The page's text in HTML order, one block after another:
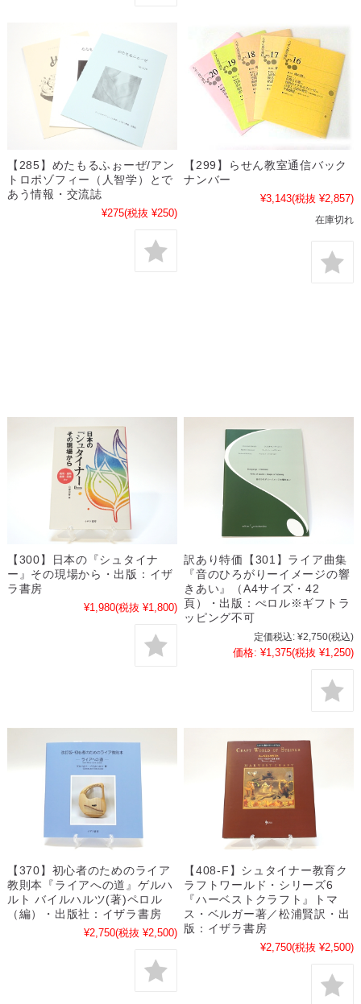
【285】めたもるふぉーぜ/アン
トロポゾフィー（人智学）とで
あう情報・交流誌
¥275(税抜 ¥250)
【299】らせん教室通信バック
ナンバー
¥3,143(税抜 ¥2,857)
在庫切れ
【300】日本の『シュタイナ
ー』その現場から・出版：イザ
ラ書房
¥1,980(税抜 ¥1,800)
訳あり特価【301】ライア曲集
『音のひろがりーイメージの響
きあい』（A4サイズ・42
頁）・出版：ぺロル※ギフトラ
ッピング不可
定価税込: ¥2,750(税込)
価格: ¥1,375(税抜 ¥1,250)
【370】初心者のためのライア
教則本『ライアへの道』ゲルハ
ルト バイルハルツ(著)ペロル
（編）・出版社：イザラ書房
¥2,750(税抜 ¥2,500)
【408-F】シュタイナー教育ク
ラフトワールド・シリーズ6
『ハーベストクラフト』トマ
ス・ベルガー著／松浦賢訳・出
版：イザラ書房
¥2,750(税抜 ¥2,500)